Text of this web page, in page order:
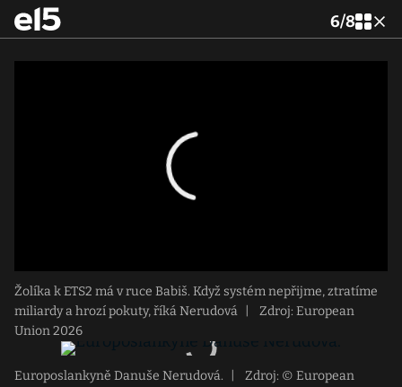
6/8
Žolíka k ETS2 má v ruce Babiš. Když systém nepřijme, ztratíme
miliardy a hrozí pokuty, říká Nerudová
Zdroj: European
Union 2026
Europoslankyně Danuše Nerudová.
Zdroj: © European